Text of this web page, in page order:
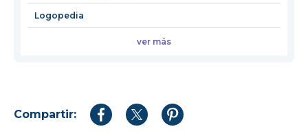
Logopedia
ver más
Compartir:
CompartirCompartirCompartir